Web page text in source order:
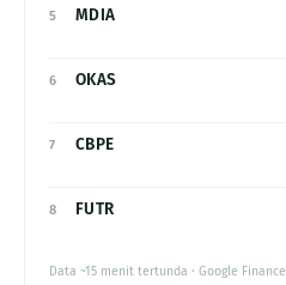
5 MDIA
6 OKAS
7 CBPE
8 FUTR
Data ~15 menit tertunda · Google Finance